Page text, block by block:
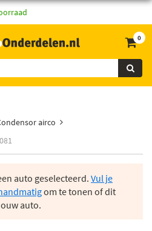
0
airco
auto geselecteerd. Vul je
om te tonen of dit
auto.